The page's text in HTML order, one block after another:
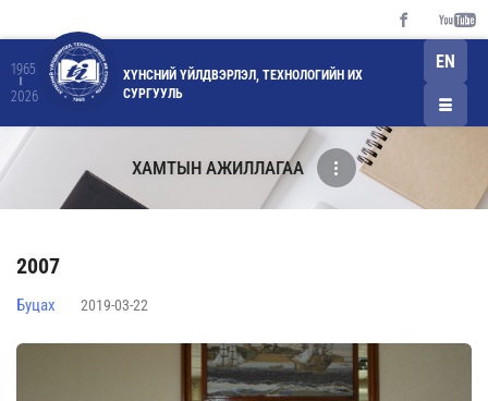
1965
2026
ХҮНСНИЙ ҮЙЛДВЭРЛЭЛ, ТЕХНОЛОГИЙН ИХ
СУРГУУЛЬ
EN
ХАМТЫН АЖИЛЛАГАА
2007
Буцах 2019-03-22